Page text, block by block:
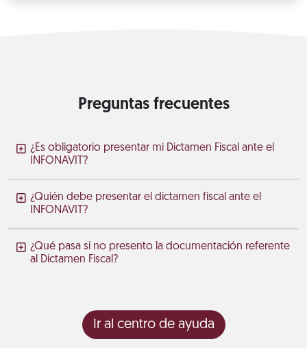
Preguntas frecuentes
¿Es obligatorio presentar mi Dictamen Fiscal ante el
INFONAVIT?
¿Quién debe presentar el dictamen fiscal ante el
INFONAVIT?
¿Qué pasa si no presento la documentación referente
al Dictamen Fiscal?
Ir al centro de ayuda